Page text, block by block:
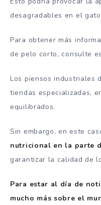
desagradables en el
Para obtener más
de pelo corto, consulte
Los piensos industriales
tiendas especializadas,
equilibrados.
Sin embargo, en este
nutricional en la parte
garantizar la calidad de
Para estar al día de
mucho más sobre el